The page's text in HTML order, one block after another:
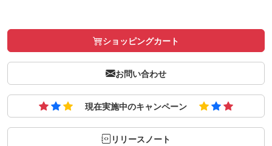
ショッピングカート
お問い合わせ
現在実施中のキャンペーン
リリースノート